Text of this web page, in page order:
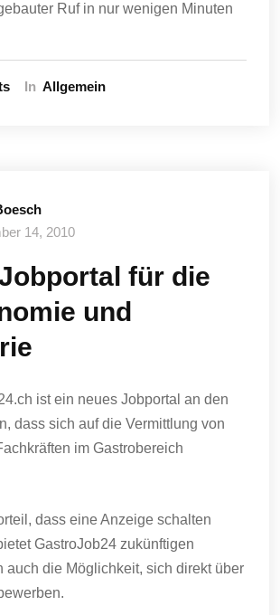
Ruf in nur wenigen Minuten
In Allgemein
14, 2010
für die
und
ist ein neues Jobportal an den
dass sich auf die Vermittlung von
im Gastrobereich
dass eine Anzeige schalten
GastroJob24 zukünftigen
auch die Möglichkeit, sich direkt über